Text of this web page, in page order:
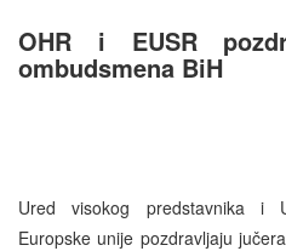
OHR i EUSR
ombudsmena BiH
Ured visokog predstavnika i
Europske unije pozdravljaju